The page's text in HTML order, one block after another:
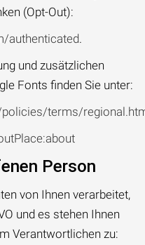
(Opt-Out):
authenticated.
und zusätzlichen
Fonts finden Sie unter:
terms/
Person
von Ihnen verarbeitet,
und es stehen Ihnen
Verantwortlichen zu: